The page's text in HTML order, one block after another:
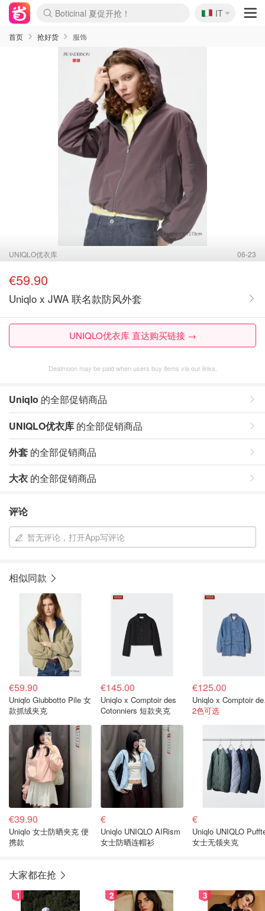
Boticinal 夏促开抢！
速领！Stanley独家85折
Zalando 奥莱闪促！每日更新
🇮🇹
IT
首页 抢好货 服饰
UNIQLO优衣库 06-23
€59.90
Uniqlo x JWA 联名款防风外套
UNIQLO优衣库 直达购买链接 →
Dealmoon may be paid when users buy items via our links.
Uniqlo 的全部促销商品
UNIQLO优衣库 的全部促销商品
外套 的全部促销商品
大衣 的全部促销商品
评论
暂无评论，打开App写评论
相似同款
€59.90
Uniqlo Giubbotto Pile 女
款抓绒夹克
€145.00
Uniqlo x Comptoir des
Cotonniers 短款夹克
€125.00
2色可选
€39.90
Uniqlo 女士防晒夹克 便
携款
€
Uniqlo UNIQLO AIRism
女士防晒连帽衫
€
Uniqlo UNIQLO
女士无领夹克
大家都在抢
1 2 3